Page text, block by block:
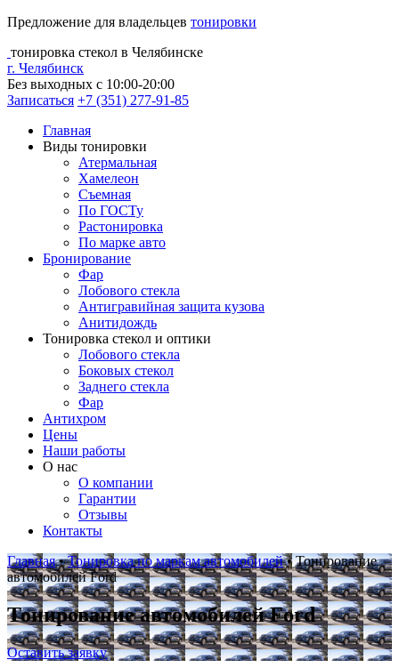
Предложение для владельцев тонировки
тонировка стекол в Челябинске
г. Челябинск
Без выходных с 10:00-20:00
Записаться +7 (351) 277-91-85
Главная
Виды тонировки
Атермальная
Хамелеон
Съемная
По ГОСТу
Растонировка
По марке авто
Бронирование
Фар
Лобового стекла
Антигравийная защита кузова
Анитидождь
Тонировка стекол и оптики
Лобового стекла
Боковых стекол
Заднего стекла
Фар
Антихром
Цены
Наши работы
О нас
О компании
Гарантии
Отзывы
Контакты
Главная•Тонировка по маркам автомобилей•Тонирование
автомобилей Ford
Тонирование автомобилей Ford
Оставить заявку